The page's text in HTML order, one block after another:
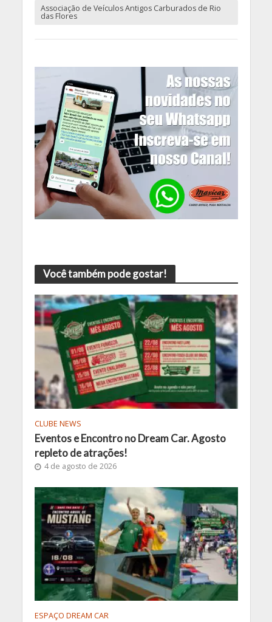
Associação de Veículos Antigos Carburados de Rio
das Flores
Você também pode gostar!
CLUBE NEWS
Eventos e Encontro no Dream Car. Agosto
repleto de atrações!
4 de agosto de 2026
ESPAÇO DREAM CAR